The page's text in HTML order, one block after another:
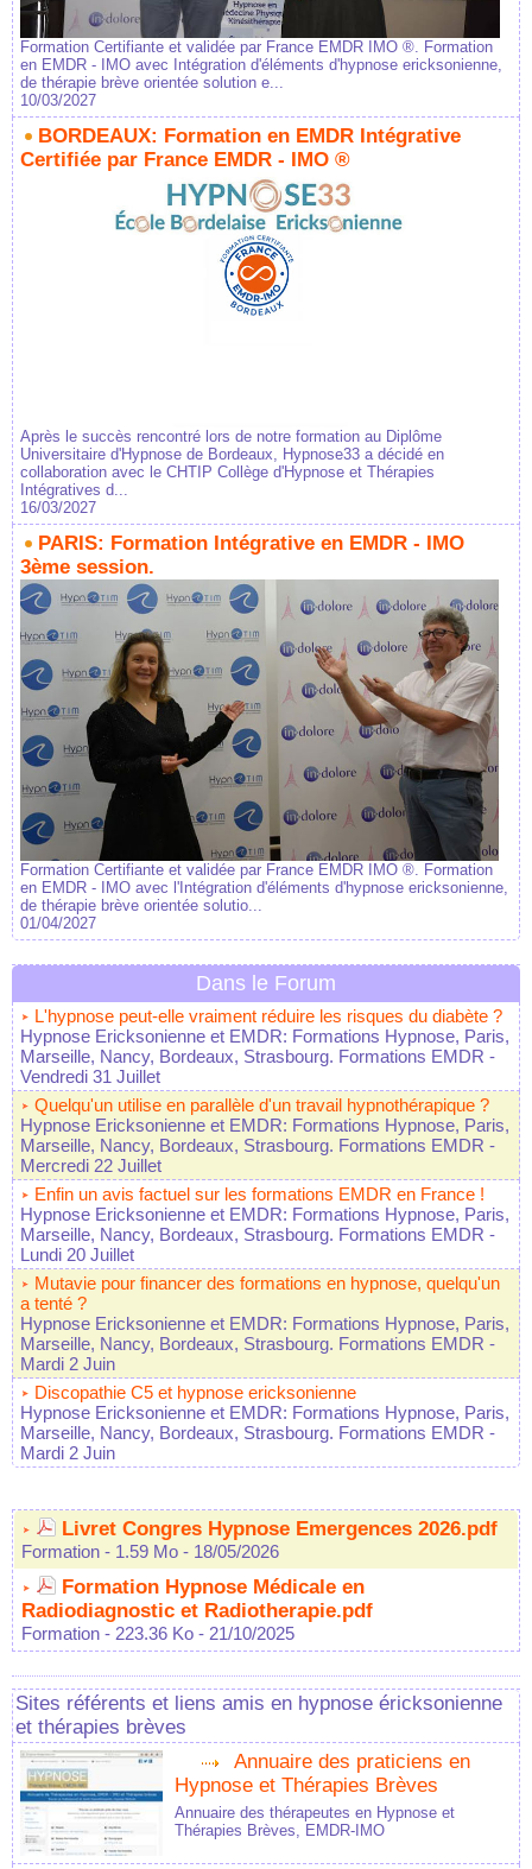
Formation Certifiante et validée par France EMDR IMO ®. Formation
en EMDR - IMO avec Intégration d'éléments d'hypnose ericksonienne,
de thérapie brève orientée solution e...
10/03/2027
BORDEAUX: Formation en EMDR Intégrative
Certifiée par France EMDR - IMO ®
Après le succès rencontré lors de notre formation au Diplôme
Universitaire d'Hypnose de Bordeaux, Hypnose33 a décidé en
collaboration avec le CHTIP Collège d'Hypnose et Thérapies
Intégratives d...
16/03/2027
PARIS: Formation Intégrative en EMDR - IMO
3ème session.
Formation Certifiante et validée par France EMDR IMO ®. Formation
en EMDR - IMO avec l'Intégration d'éléments d'hypnose ericksonienne,
de thérapie brève orientée solutio...
01/04/2027
Dans le Forum
L'hypnose peut-elle vraiment réduire les risques du diabète ?
Hypnose Ericksonienne et EMDR: Formations Hypnose, Paris,
Marseille, Nancy, Bordeaux, Strasbourg. Formations EMDR -
Vendredi 31 Juillet
Quelqu'un utilise en parallèle d'un travail hypnothérapique ?
Hypnose Ericksonienne et EMDR: Formations Hypnose, Paris,
Marseille, Nancy, Bordeaux, Strasbourg. Formations EMDR -
Mercredi 22 Juillet
Enfin un avis factuel sur les formations EMDR en France !
Hypnose Ericksonienne et EMDR: Formations Hypnose, Paris,
Marseille, Nancy, Bordeaux, Strasbourg. Formations EMDR -
Lundi 20 Juillet
Mutavie pour financer des formations en hypnose, quelqu'un
a tenté ?
Hypnose Ericksonienne et EMDR: Formations Hypnose, Paris,
Marseille, Nancy, Bordeaux, Strasbourg. Formations EMDR -
Mardi 2 Juin
Discopathie C5 et hypnose ericksonienne
Hypnose Ericksonienne et EMDR: Formations Hypnose, Paris,
Marseille, Nancy, Bordeaux, Strasbourg. Formations EMDR -
Mardi 2 Juin
Livret Congres Hypnose Emergences 2026.pdf
Formation - 1.59 Mo - 18/05/2026
Formation Hypnose Médicale en
Radiodiagnostic et Radiotherapie.pdf
Formation - 223.36 Ko - 21/10/2025
Sites référents et liens amis en hypnose éricksonienne
et thérapies brèves
Annuaire des praticiens en
Hypnose et Thérapies Brèves
Annuaire des thérapeutes en Hypnose et
Thérapies Brèves, EMDR-IMO